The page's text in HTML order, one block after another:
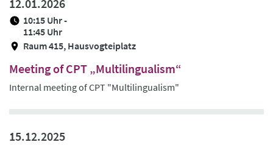
12.01.2026
10:15 Uhr -
11:45 Uhr
Raum 415, Hausvogteiplatz
Meeting of CPT „Multilingualism“
Internal meeting of CPT "Multilingualism"
15.12.2025